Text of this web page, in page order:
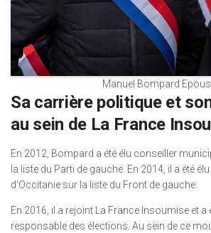
Manuel Bompard
Sa carrière politique et
au sein de La France
En 2012, Bompard a été élu conseiller
la liste du Parti de gauche. En 2014, il a été
d’Occitanie sur la liste du Front de gauche.
En 2016, il a rejoint La France Insoumise et a
responsable des élections. Au sein de ce